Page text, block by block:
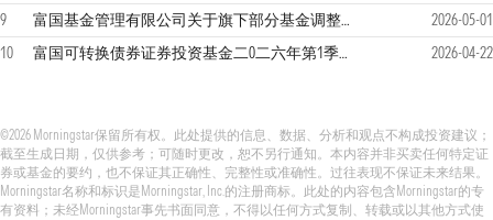
9
富国基金管理有限公司关于旗下部分基金调整业绩比较基准并修订基金合同等法律文件的公告
2026-05-01
10
富国可转换债券证券投资基金二0二六年第1季度报告 2026-04-22
©2026 Morningstar保留所有权。此处提供的信息、数据、分析和观点不构成投资建议；
截至生成日期，仅供参考；可随时更改，恕不另行通知。本内容并非买卖任何特定证
券或基金的要约，也不保证其正确性、完整性或准确性。过往表现不保证未来结果。
Morningstar名称和标识是Morningstar, Inc.的注册商标。此处的内容包含Morningstar的专
有资料；未经Morningstar事先书面同意，不得以任何方式复制、转载或以其他方式使